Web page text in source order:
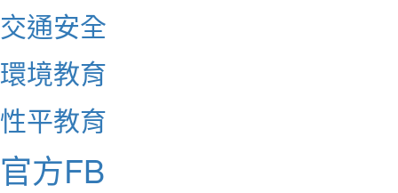
交通安全
環境教育
性平教育
官方FB